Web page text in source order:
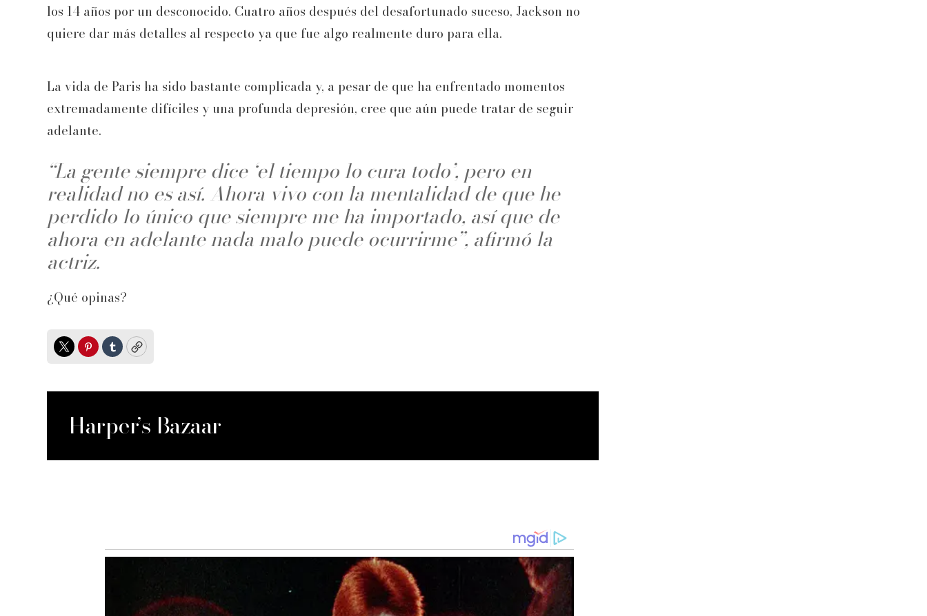
los 14 años por un desconocido. Cuatro años después del desafortunado suceso, Jackson no
quiere dar más detalles al respecto ya que fue algo realmente duro para ella.
La vida de Paris ha sido bastante complicada y, a pesar de que ha enfrentado momentos
extremadamente difíciles y una profunda depresión, cree que aún puede tratar de seguir
adelante.
“La gente siempre dice ‘el tiempo lo cura todo’, pero en
realidad no es así. Ahora vivo con la mentalidad de que he
perdido lo único que siempre me ha importado, así que de
ahora en adelante nada malo puede ocurrirme”, afirmó la
actriz.
¿Qué opinas?
TwitterPinterest
TumblrCopy
Harper’s Bazaar